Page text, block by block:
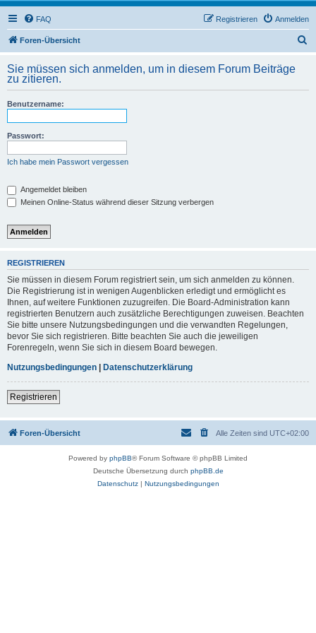
FAQ Anmelden
Registrieren
Foren-Übersicht
h
Sie müssen sich anmelden, um in diesem Forum Beiträge
zu zitieren.
Benutzername:
Passwort:
Ich habe mein Passwort vergessen
Angemeldet bleiben
Meinen Online-Status während dieser Sitzung verbergen
REGISTRIEREN
Sie müssen in diesem Forum registriert sein, um sich anmelden zu können.
Die Registrierung ist in wenigen Augenblicken erledigt und ermöglicht es
Ihnen, auf weitere Funktionen zuzugreifen. Die Board-Administration kann
registrierten Benutzern auch zusätzliche Berechtigungen zuweisen. Beachten
Sie bitte unsere Nutzungsbedingungen und die verwandten Regelungen,
bevor Sie sich registrieren. Bitte beachten Sie auch die jeweiligen
Forenregeln, wenn Sie sich in diesem Board bewegen.
Nutzungsbedingungen | Datenschutzerklärung
Registrieren
Foren-Übersicht Alle Zeiten sind UTC+02:00
Powered by phpBB® Forum Software © phpBB Limited
Deutsche Übersetzung durch phpBB.de
Datenschutz| Nutzungsbedingungen